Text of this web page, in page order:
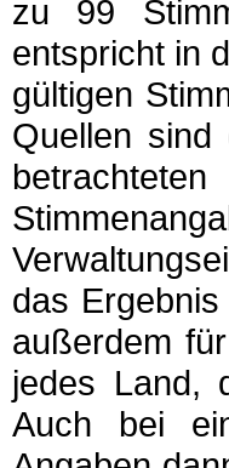
zu 99
entspricht in
gültigen
Quellen
das
außerdem
jedes Land,
Auch bei